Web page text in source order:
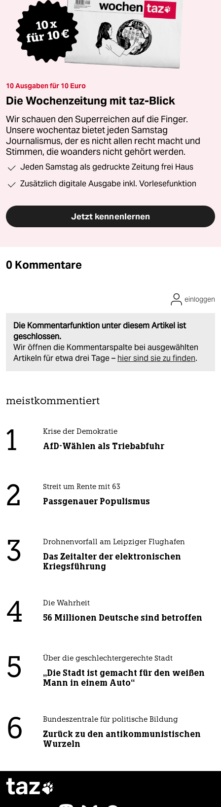
10 Ausgaben für 10 Euro
Die Wochenzeitung mit taz-Blick
Wir schauen den Superreichen auf die Finger.
Unsere wochentaz bietet jeden Samstag
Journalismus, der es nicht allen recht macht und
Stimmen, die woanders nicht gehört werden.
Jeden Samstag als gedruckte Zeitung frei Haus
Zusätzlich digitale Ausgabe inkl. Vorlesefunktion
Jetzt kennenlernen
0 Kommentare
Die Kommentarfunktion unter diesem Artikel ist
geschlossen.
Wir öffnen die Kommentarspalte bei ausgewählten
Artikeln für etwa drei Tage – hier sind sie zu finden.
einloggen
meistkommentiert
1 Krise der Demokratie
AfD-Wählen als Triebabfuhr
2 Streit um Rente mit 63
Passgenauer Populismus
3 Drohnenvorfall am Leipziger Flughafen
Das Zeitalter der elektronischen
Kriegsführung
4 Die Wahrheit
56 Millionen Deutsche sind betroffen
5 Über die geschlechtergerechte Stadt
„Die Stadt ist gemacht für den weißen
Mann in einem Auto“
6 Bundeszentrale für politische Bildung
Zurück zu den antikommunistischen
Wurzeln
taz